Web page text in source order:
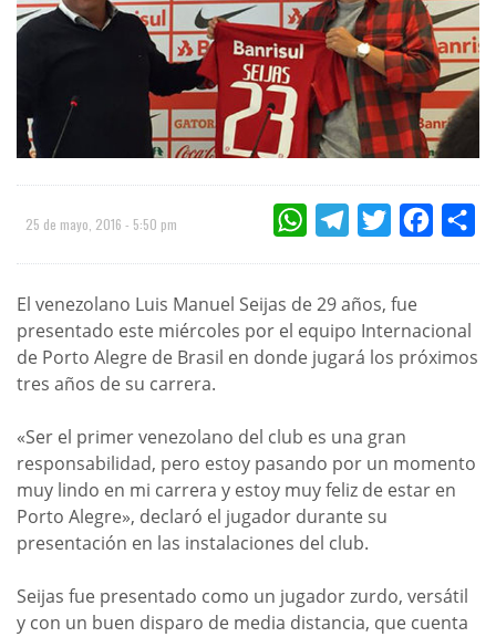
25 de mayo, 2016 - 5:50 pm WHATSAPPTELEGRAMTWITTER
El venezolano Luis Manuel Seijas de 29 años, fue
presentado este miércoles por el equipo Internacional
de Porto Alegre de Brasil en donde jugará los próximos
tres años de su carrera.
«Ser el primer venezolano del club es una gran
responsabilidad, pero estoy pasando por un momento
muy lindo en mi carrera y estoy muy feliz de estar en
Porto Alegre», declaró el jugador durante su
presentación en las instalaciones del club.
Seijas fue presentado como un jugador zurdo, versátil
y con un buen disparo de media distancia, que cuenta